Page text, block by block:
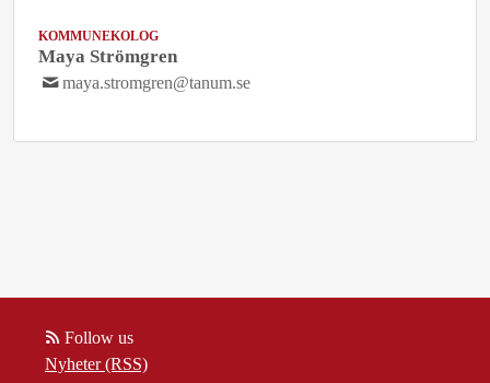
KOMMUNEKOLOG
Maya Strömgren
maya.stromgren@tanum.se
Follow us
Nyheter (RSS)